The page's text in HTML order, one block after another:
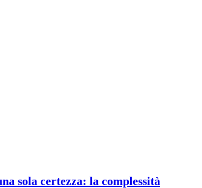
sola certezza: la complessità